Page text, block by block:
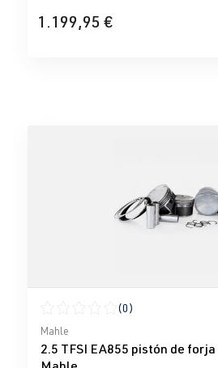
1.199,95 €
Calificación promedio de 0 de 5
(0)
Mahle
2.5 TFSI EA855 pistón de